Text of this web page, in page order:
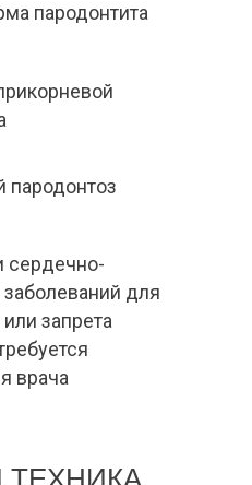
сердечно-
для
запрета
врача
пародонтита